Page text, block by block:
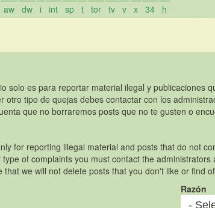
aw dw i int sp t tor tv v x 34 h
solo es para reportar material ilegal y publicaciones
otro tipo de quejas debes contactar con los
que no borraremos posts que no te gusten o
for reporting illegal material and posts that do not
of complaints you must contact the administrators
that we will not delete posts that you don't like or find
Razón